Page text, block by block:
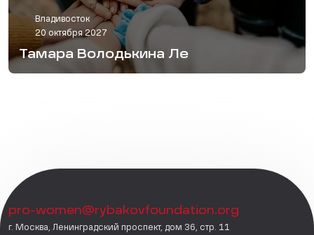
Владивосток
20 октября 2027
Тамара Володькина Ле
pro-women@rybakovfoundation.org
г. Москва, Ленинградский проспект, дом 36, стр. 11